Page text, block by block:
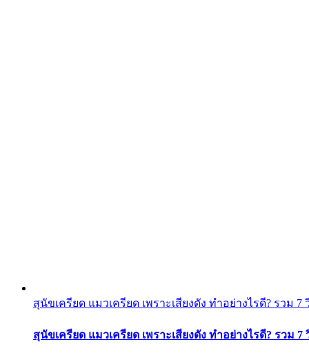
สุนัขเครียด แมวเครียด เพราะเสียงดัง ทำอย่างไรดี? รวม
สุนัขเครียด แมวเครียด เพราะเสียงดัง ทำอย่างไรดี? รวม